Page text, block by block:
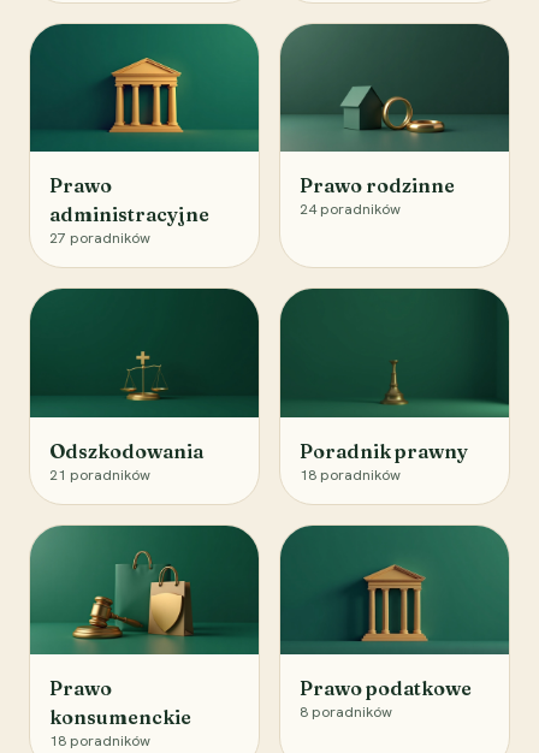
Prawo
administracyjne
27 poradników
Prawo rodzinne
24 poradników
Odszkodowania
21 poradników
Poradnik prawny
18 poradników
Prawo
konsumenckie
18 poradników
Prawo podatkowe
8 poradników